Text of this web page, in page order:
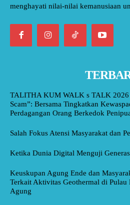
menghayati nilai-nilai kemanusiaan
TALITHA KUM WALK s TALK 2026
Scam”: Bersama Tingkatkan
Perdagangan Orang Berkedok
Salah Fokus Atensi Masyarakat dan
Ketika Dunia Digital Menguji
Keuskupan Agung Ende dan
Terkait Aktivitas Geothermal di Pulau
Agung